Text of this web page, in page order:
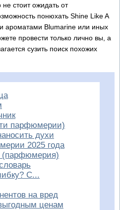
стоит ожидать от
понюхать Shine Like A
ароматами Blumarine или иных
провести только лично вы, а
сузить поиск похожих
парфюмерии)
духи
2025 года
(парфюмерия)
С...
на вред
ценам